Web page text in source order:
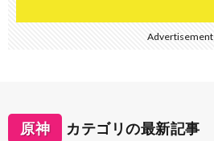
Advertisement
原神 カテゴリの最新記事